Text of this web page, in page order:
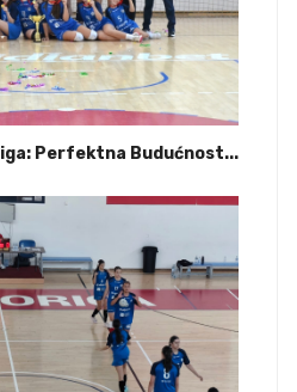
Perfektna Budućnost...